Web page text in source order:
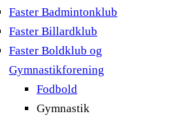
Faster Badmintonklub
Faster Billardklub
Faster Boldklub og
Gymnastikforening
Fodbold
Gymnastik